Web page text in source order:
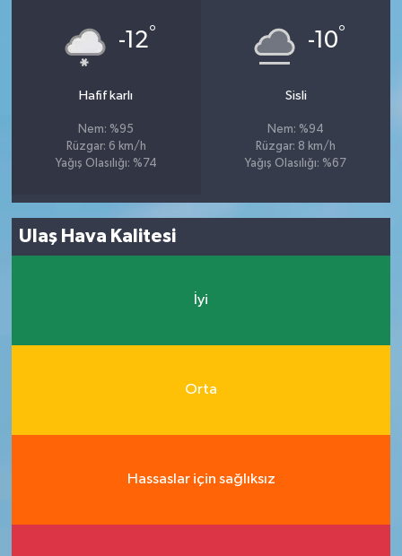
-12°
Hafif karlı
Nem: %95
Rüzgar: 6 km/h
Yağış Olasılığı: %74
-10°
Sisli
Nem: %94
Rüzgar: 8 km/h
Yağış Olasılığı: %67
Ulaş Hava Kalitesi
İyi
Orta
Hassaslar için sağlıksız